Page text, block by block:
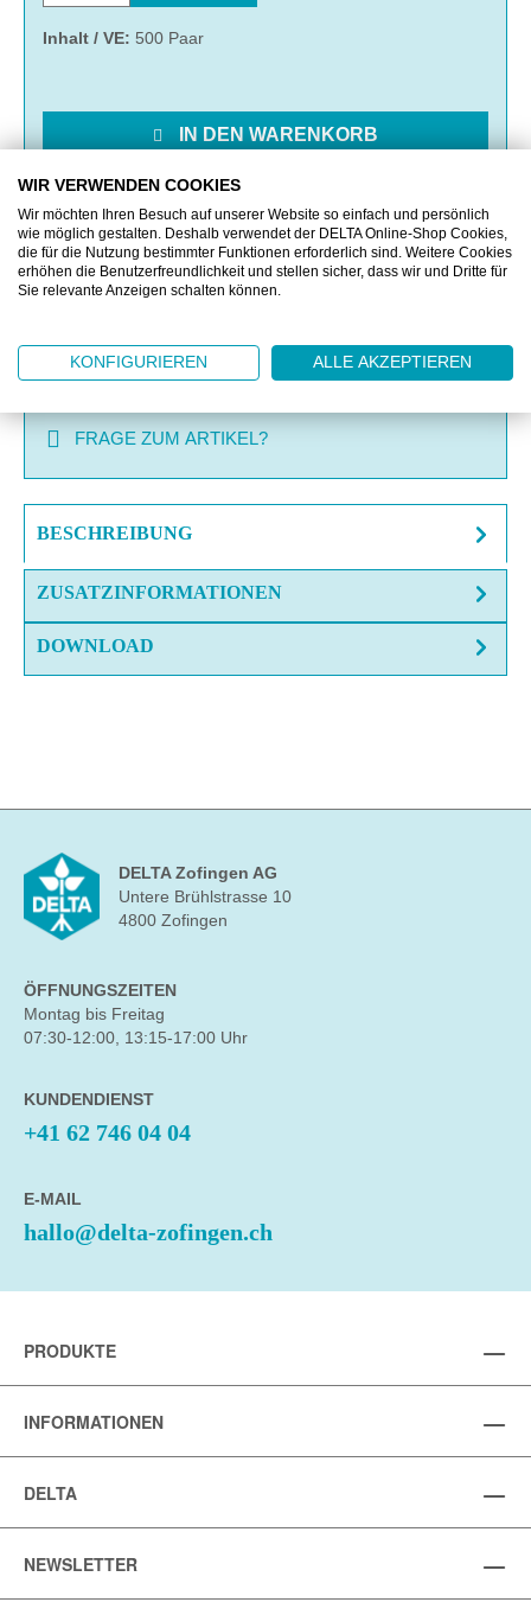
Inhalt / VE: 500 Paar
IN DEN WARENKORB
VERGLEICHEN
OFFERTE EINHOLEN
FRAGE ZUM ARTIKEL?
BESCHREIBUNG
ZUSATZINFORMATIONEN
DOWNLOAD
DELTA Zofingen AG
Untere Brühlstrasse 10
4800 Zofingen
ÖFFNUNGSZEITEN
Montag bis Freitag
07:30-12:00, 13:15-17:00 Uhr
KUNDENDIENST
+41 62 746 04 04
E-MAIL
hallo@delta-zofingen.ch
PRODUKTE
INFORMATIONEN
DELTA
NEWSLETTER
WIR VERWENDEN COOKIES
Wir möchten Ihren Besuch auf unserer Website so einfach und persönlich
wie möglich gestalten. Deshalb verwendet der DELTA Online-Shop Cookies,
die für die Nutzung bestimmter Funktionen erforderlich sind. Weitere Cookies
erhöhen die Benutzerfreundlichkeit und stellen sicher, dass wir und Dritte für
Sie relevante Anzeigen schalten können.
KONFIGURIEREN ALLE AKZEPTIEREN